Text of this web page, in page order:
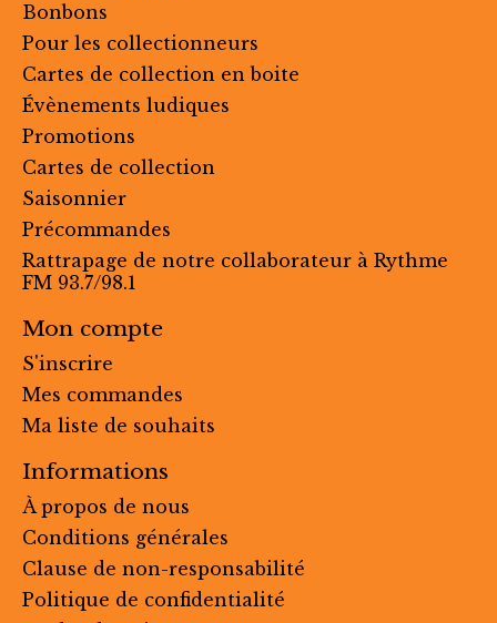
Bonbons
Pour les collectionneurs
Cartes de collection en boite
Évènements ludiques
Promotions
Cartes de collection
Saisonnier
Précommandes
Rattrapage de notre collaborateur à Rythme
FM 93.7/98.1
Mon compte
S'inscrire
Mes commandes
Ma liste de souhaits
Informations
À propos de nous
Conditions générales
Clause de non-responsabilité
Politique de confidentialité